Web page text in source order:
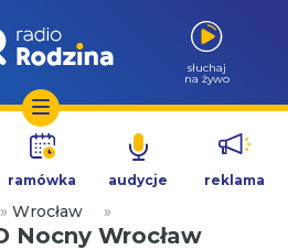
słuchaj
na żywo
ramówka audycje reklama
» Wrocław »
Nocny Wrocław